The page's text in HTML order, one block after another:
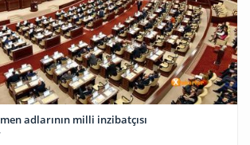
adlarının milli inzibatçısı